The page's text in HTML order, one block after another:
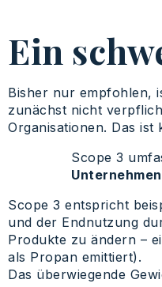
Ein
Bisher nur empfohlen,
zunächst nicht
Organisationen. Das ist
Scope 3
Scope 3 entspricht
und der Endnutzung
Produkte zu ändern –
als Propan emittiert).
Das überwiegende